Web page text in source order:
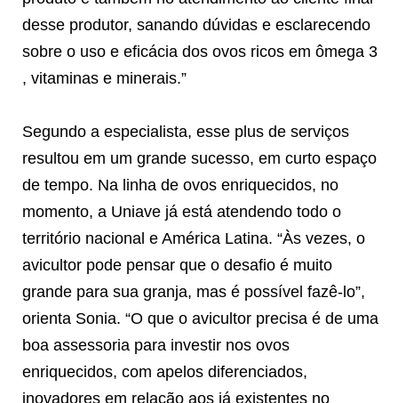
desse produtor, sanando dúvidas e esclarecendo
sobre o uso e eficácia dos ovos ricos em ômega 3
, vitaminas e minerais.”
Segundo a especialista, esse plus de serviços
resultou em um grande sucesso, em curto espaço
de tempo. Na linha de ovos enriquecidos, no
momento, a Uniave já está atendendo todo o
território nacional e América Latina. “Às vezes, o
avicultor pode pensar que o desafio é muito
grande para sua granja, mas é possível fazê-lo”,
orienta Sonia. “O que o avicultor precisa é de uma
boa assessoria para investir nos ovos
enriquecidos, com apelos diferenciados,
inovadores em relação aos já existentes no